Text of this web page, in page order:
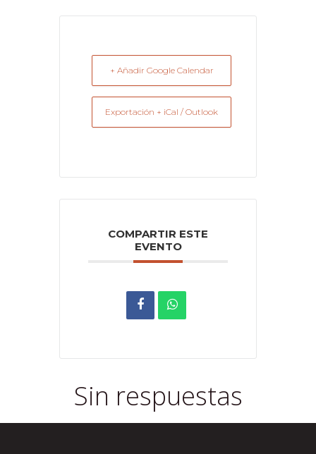
+ Añadir Google Calendar
Exportación + iCal / Outlook
COMPARTIR ESTE
EVENTO
Sin respuestas